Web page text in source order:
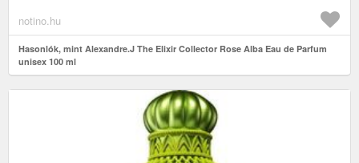
notino.hu
Hasonlók, mint Alexandre.J The Elixir Collector Rose Alba Eau de Parfum
unisex 100 ml